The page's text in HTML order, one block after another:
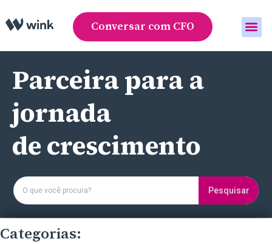
Conversar com CFO
Parceira para a
jornada
de crescimento
Pesquisar
Categorias: